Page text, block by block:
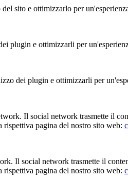
sito e ottimizzarlo per
plugin e ottimizzarli per
dei plugin e ottimizzarli per
Il social network trasmette il
pagina del nostro sito web:
Il social network trasmette il
pagina del nostro sito web: